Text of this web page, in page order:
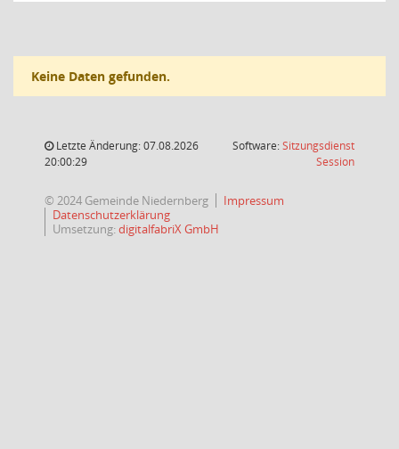
Keine Daten gefunden.
Letzte Änderung: 07.08.2026
20:00:29
Software:Sitzungsdienst
Session(Wird in
© 2024 Gemeinde Niedernberg
Impressum
Datenschutzerklärung
Umsetzung:digitalfabriX GmbH